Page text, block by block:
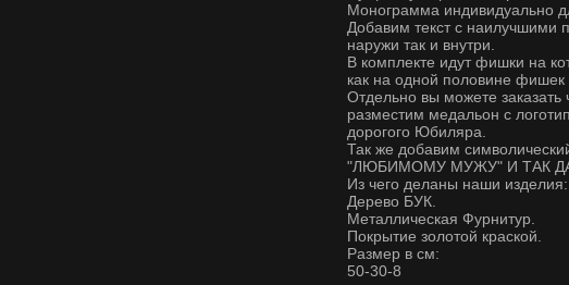
Монограмма индивидуально
Добавим текст с наилучшими
наружи так и внутри.
В комплекте идут фишки на
как на одной половине фишек
Отдельно вы можете
разместим медальон с
дорогого Юбиляра.
Так же добавим
"ЛЮБИМОМУ МУЖУ" И ТАК
Из чего деланы наши изделия:
Дерево БУК.
Металлическая Фурнитур.
Покрытие золотой краской.
Размер в см:
50-30-8